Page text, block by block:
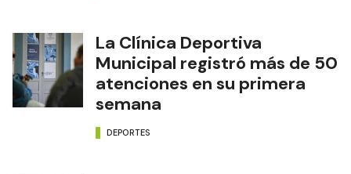
La Clínica Deportiva
Municipal registró más de 50
atenciones en su primera
semana
DEPORTES